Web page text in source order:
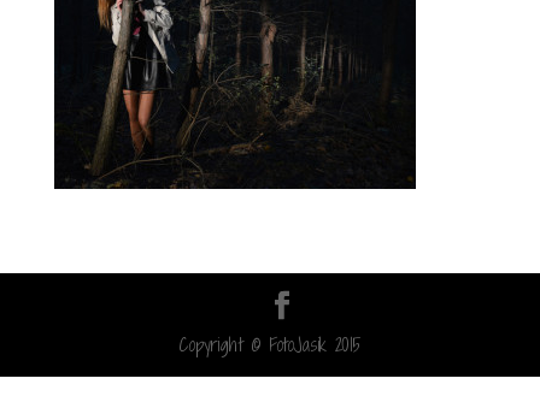
Copyright © FotoJasik 2015